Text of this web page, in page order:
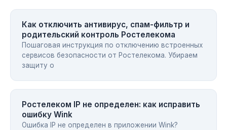
Как отключить антивирус, спам-фильтр и
родительский контроль Ростелекома
Пошаговая инструкция по отключению встроенных
сервисов безопасности от Ростелекома. Убираем
защиту о
Ростелеком IP не определен: как исправить
ошибку Wink
Ошибка IP не определен в приложении Wink?